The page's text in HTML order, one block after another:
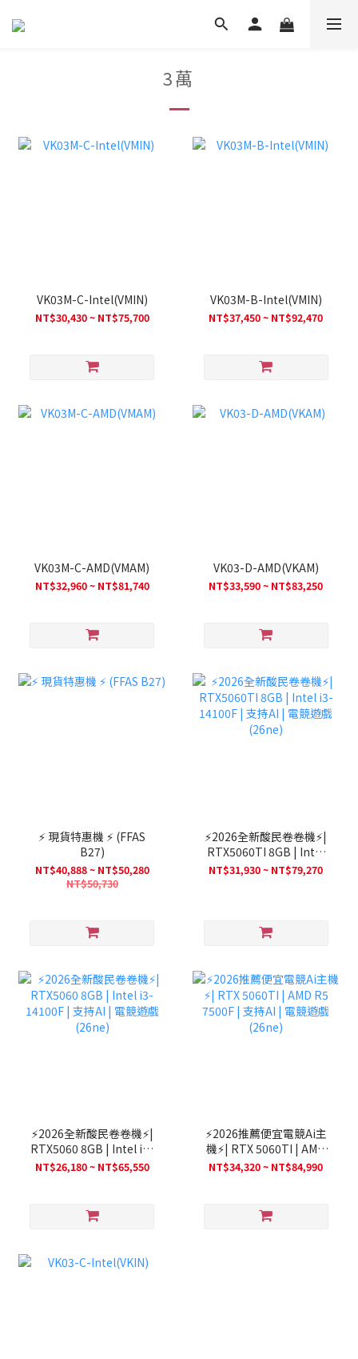
3萬
VK03M-C-Intel(VMIN)
NT$30,430 ~ NT$75,700
VK03M-B-Intel(VMIN)
NT$37,450 ~ NT$92,470
VK03M-C-AMD(VMAM)
NT$32,960 ~ NT$81,740
VK03-D-AMD(VKAM)
NT$33,590 ~ NT$83,250
⚡ 現貨特惠機 ⚡ (FFAS
B27)
NT$40,888 ~ NT$50,280
NT$50,730
⚡2026全新酸民卷卷機⚡|
RTX5060TI 8GB | Intel
i3-14100F | 支持AI | 電競
遊戲(26ne)
NT$31,930 ~ NT$79,270
⚡2026全新酸民卷卷機⚡|
RTX5060 8GB | Intel i3-
14100F | 支持AI | 電競遊
NT$26,180 ~ NT$65,550
⚡2026推薦便宜電競Ai主
機⚡| RTX 5060TI | AMD
R5 7500F | 支持AI | 電競
遊戲(26ne)
NT$34,320 ~ NT$84,990